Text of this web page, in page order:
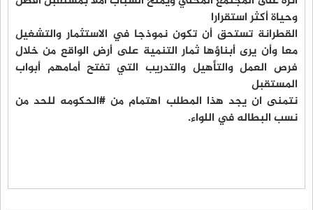
وحياة أكثر استقرارا
القطرانة تستحق أن تكون نموذجا في الاستثمار والتشغيل
معا وأن يرى أبناؤها ثمار التنمية على أرض الواقع من خلال
فرص العمل والتأهيل والتدريب التي تفتح أمامهم أبواب
المستقبل
نتمنى ان يجد هذا المطلب اهتمام من #الحكومه للحد من
نسب البطاله في اللواء.